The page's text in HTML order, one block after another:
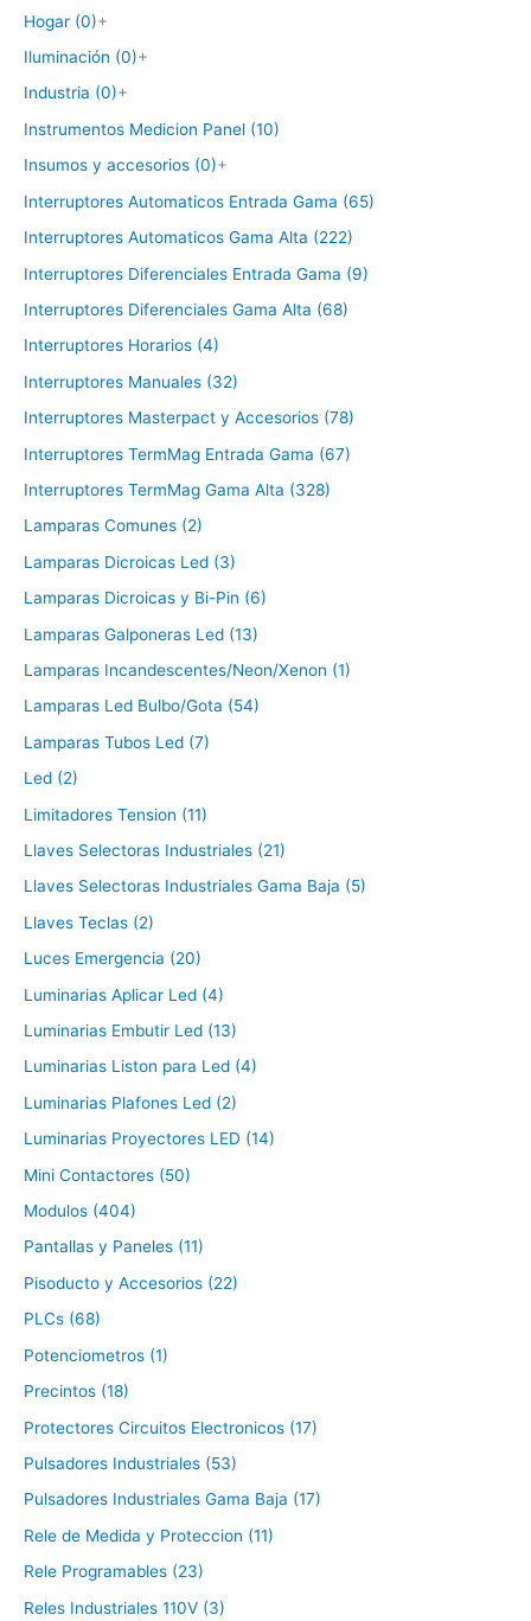
Hogar (0)+
Iluminación (0)+
Industria (0)+
Instrumentos Medicion Panel (10)
Insumos y accesorios (0)+
Interruptores Automaticos Entrada Gama (65)
Interruptores Automaticos Gama Alta (222)
Interruptores Diferenciales Entrada Gama (9)
Interruptores Diferenciales Gama Alta (68)
Interruptores Horarios (4)
Interruptores Manuales (32)
Interruptores Masterpact y Accesorios (78)
Interruptores TermMag Entrada Gama (67)
Interruptores TermMag Gama Alta (328)
Lamparas Comunes (2)
Lamparas Dicroicas Led (3)
Lamparas Dicroicas y Bi-Pin (6)
Lamparas Galponeras Led (13)
Lamparas Incandescentes/Neon/Xenon (1)
Lamparas Led Bulbo/Gota (54)
Lamparas Tubos Led (7)
Led (2)
Limitadores Tension (11)
Llaves Selectoras Industriales (21)
Llaves Selectoras Industriales Gama Baja (5)
Llaves Teclas (2)
Luces Emergencia (20)
Luminarias Aplicar Led (4)
Luminarias Embutir Led (13)
Luminarias Liston para Led (4)
Luminarias Plafones Led (2)
Luminarias Proyectores LED (14)
Mini Contactores (50)
Modulos (404)
Pantallas y Paneles (11)
Pisoducto y Accesorios (22)
PLCs (68)
Potenciometros (1)
Precintos (18)
Protectores Circuitos Electronicos (17)
Pulsadores Industriales (53)
Pulsadores Industriales Gama Baja (17)
Rele de Medida y Proteccion (11)
Rele Programables (23)
Reles Industriales 110V (3)